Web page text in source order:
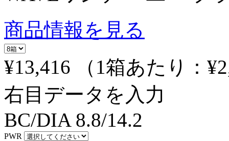
商品情報を見る
¥13,416
（1箱あたり：
右目データを入力
BC/DIA 8.8/14.2
PWR